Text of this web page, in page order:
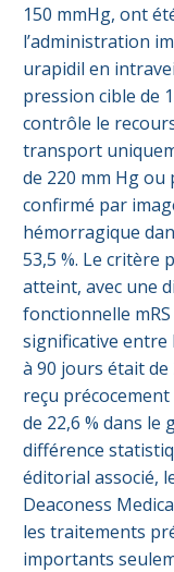
150 mmHg, ont
l’administration
urapidil en
pression cible de
contrôle le
transport
de 220 mm Hg ou
confirmé par
hémorragique
53,5 %. Le critère
atteint, avec une
fonctionnelle
significative entre
à 90 jours était
reçu
de 22,6 % dans le
différence
éditorial associé,
Deaconess
les traitements
importants